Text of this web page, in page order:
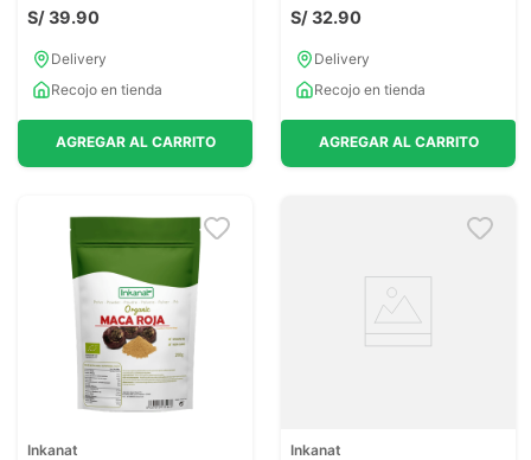
S/39.90
Delivery
Recojo en tienda
AGREGAR AL CARRITO
S/32.90
Delivery
Recojo en tienda
AGREGAR AL CARRITO
Inkanat Inkanat